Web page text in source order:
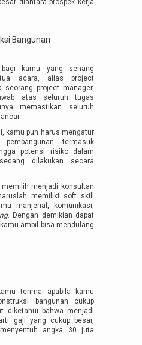
diantara prospek kerja
kamu yang senang
acara, alias project
seorang project manager,
atas seluruh tugas
memastikan seluruh
kamu pun harus mengatur
pembangunan termasuk
potensi risiko dalam
dilakukan secara
menjadi konsultan
memiliki soft skill
manjerial, komunikasi,
. Dengan demikian dapat
ambil bisa mendulang
terima apabila kamu
bangunan cukup
diketahui bahwa menjadi
gaji yang cukup besar,
angka 30 juta